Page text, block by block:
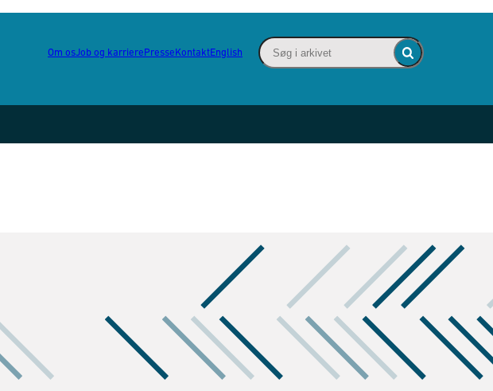
Om osJob og karrierePresseKontaktEnglish
Søg i arkivet - Indsæt søgeord for at søge
Fold søgefelt ind